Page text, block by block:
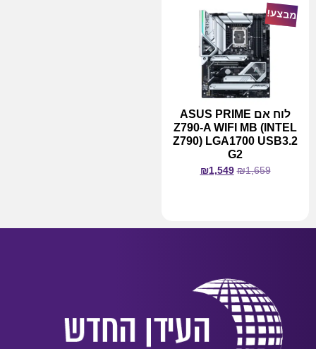
מבצע!
לוח אם ASUS PRIME
Z790-A WIFI MB (INTEL
Z790) LGA1700 USB3.2
G2
₪1,659
₪1,549